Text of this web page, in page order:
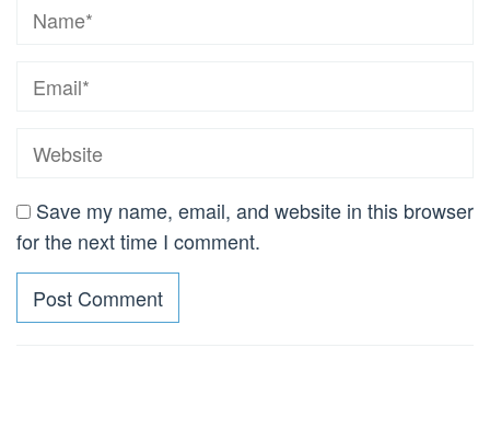
Save my name, email, and website in this browser
for the next time I comment.